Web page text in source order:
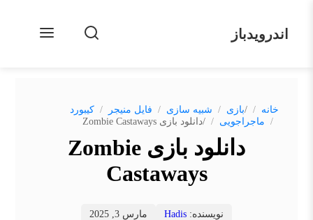
اندرویدباز
خانه /بازی شبیه سازی فایل منیجر
کیبورد
ماجراجویی
/دانلود بازی Zombie Castaways
دانلود بازی Zombie
Castaways
نویسنده: Hadis
مارس 3, 2025